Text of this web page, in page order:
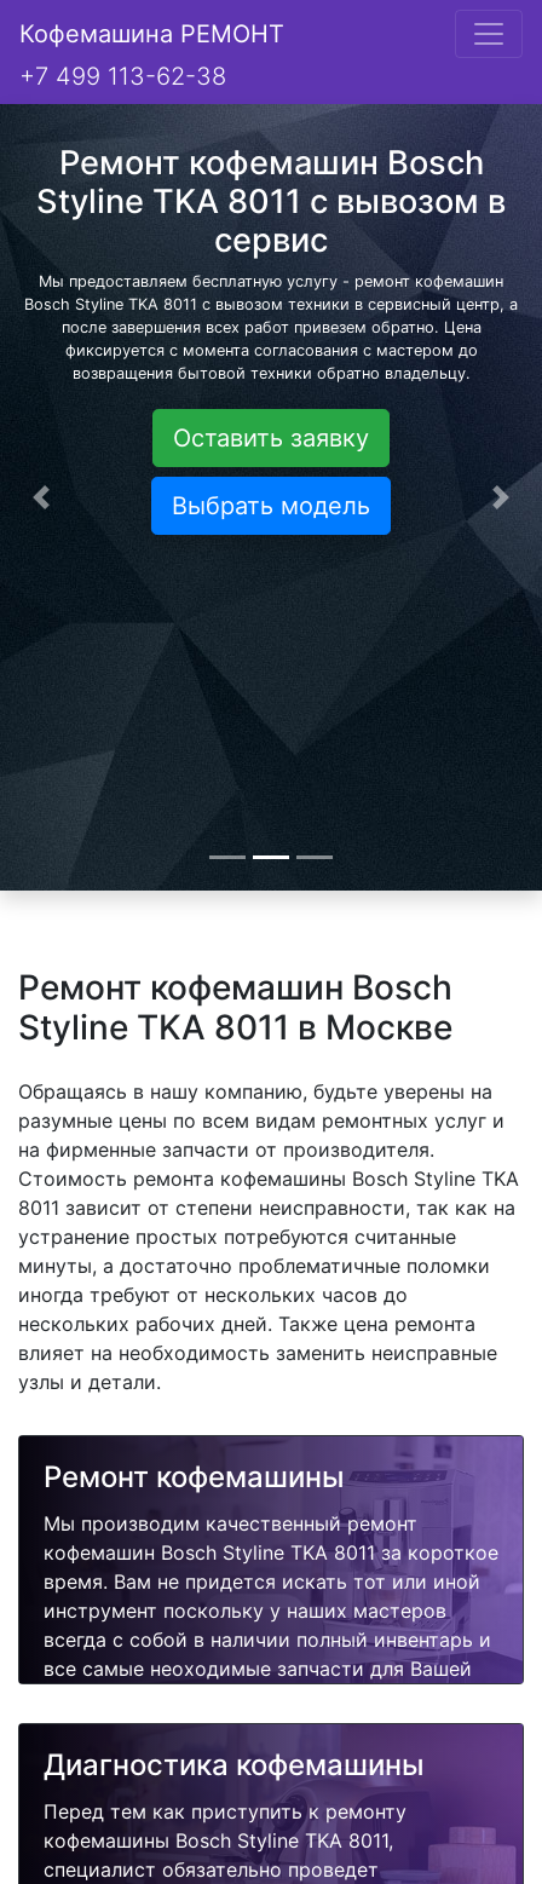
Кофемашина РЕМОНТ
+7 499 113-62-38
Ремонт кофемашин Bosch
Styline TKA 8011 с вывозом в
сервис
Мы предоставляем бесплатную услугу - ремонт кофемашин
Bosch Styline TKA 8011 с вывозом техники в сервисный центр, а
после завершения всех работ привезем обратно. Цена
фиксируется с момента согласования с мастером до
возвращения бытовой техники обратно владельцу.
Оставить заявку
Выбрать модель
Предыдущая
Ремонт кофемашин Bosch
Styline TKA 8011 в Москве
Обращаясь в нашу компанию, будьте уверены на
разумные цены по всем видам ремонтных услуг и
на фирменные запчасти от производителя.
Стоимость ремонта кофемашины Bosch Styline TKA
8011 зависит от степени неисправности, так как на
устранение простых потребуются считанные
минуты, а достаточно проблематичные поломки
иногда требуют от нескольких часов до
нескольких рабочих дней. Также цена ремонта
влияет на необходимость заменить неисправные
узлы и детали.
Ремонт кофемашины
Мы производим качественный ремонт
кофемашин Bosch Styline TKA 8011 за короткое
время. Вам не придется искать тот или иной
инструмент поскольку у наших мастеров
всегда с собой в наличии полный инвентарь и
все самые неоходимые запчасти для Вашей
качественно и недорого.
Диагностика кофемашины
Перед тем как приступить к ремонту
кофемашины Bosch Styline TKA 8011,
специалист обязательно проведет